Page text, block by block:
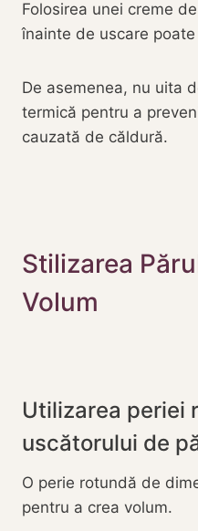
Folosirea unei creme
înainte de uscare
De asemenea, nu uita
termică pentru a
cauzată de căldură.
Stilizarea
Volum
Utilizarea periei
uscătorului de
O perie rotundă de
pentru a crea volum.